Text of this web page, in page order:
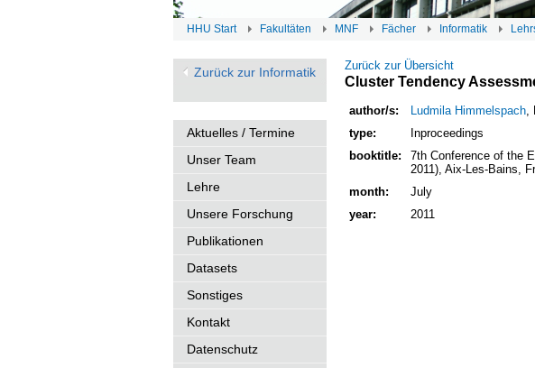
HHU Start Fakultäten MNF Fächer Informatik
Zurück zur Informatik
Aktuelles / Termine
Unser Team
Lehre
Unsere Forschung
Publikationen
Datasets
Sonstiges
Kontakt
Datenschutz
Zurück zur Übersicht
Cluster Tendency
author/s: Ludmila Himmelspach,
type:
Inproceedings
booktitle:
7th Conference of the
2011), Aix-Les-Bains,
month:
July
year:
2011